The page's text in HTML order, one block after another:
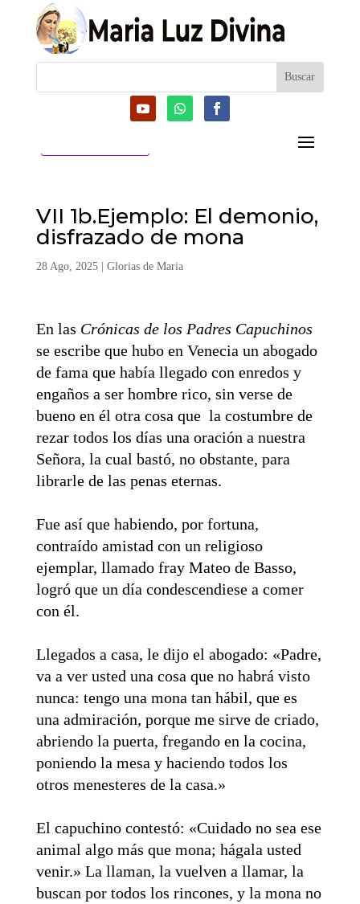
VII 1b.Ejemplo: El demonio,
disfrazado de mona
28 Ago, 2025| Glorias de Maria
En las Crónicas de los Padres Capuchinos
se escribe que hubo en Venecia un abogado
de fama que había llegado con enredos y
engaños a ser hombre rico, sin verse de
bueno en él otra cosa que la costumbre de
rezar todos los días una oración a nuestra
Señora, la cual bastó, no obstante, para
librarle de las penas eternas.
Fue así que habiendo, por fortuna,
contraído amistad con un religioso
ejemplar, llamado fray Mateo de Basso,
logró que un día condescendiese a comer
con él.
Llegados a casa, le dijo el abogado: «Padre,
va a ver usted una cosa que no habrá visto
nunca: tengo una mona tan hábil, que es
una admiración, porque me sirve de criado,
abriendo la puerta, fregando en la cocina,
poniendo la mesa y haciendo todos los
otros menesteres de la casa.»
El capuchino contestó: «Cuidado no sea ese
animal algo más que mona; hágala usted
venir.» La llaman, la vuelven a llamar, la
buscan por todos los rincones, y la mona no